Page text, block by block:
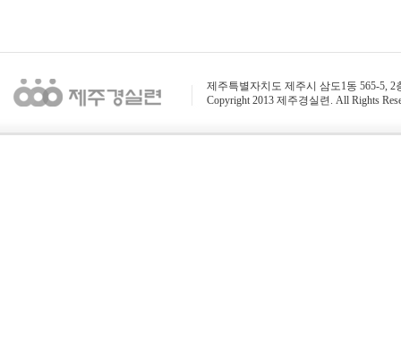
제주특별자치도 제주시 삼도1동 565-5, 2
Copyright 2013 제주경실련. All Rights